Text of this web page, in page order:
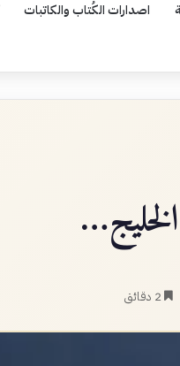
اصدارات الكُتاب والكاتبات